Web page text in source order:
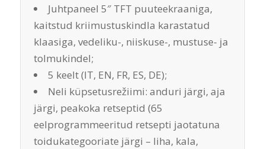
Juhtpaneel 5″ TFT puuteekraaniga,
kaitstud kriimustuskindla karastatud
klaasiga, vedeliku-, niiskuse-, mustuse- ja
tolmukindel;
5 keelt (IT, EN, FR, ES, DE);
Neli küpsetusrežiimi: anduri järgi, aja
järgi, peakoka retseptid (65
eelprogrammeeritud retsepti jaotatuna
toidukategooriate järgi – liha, kala,